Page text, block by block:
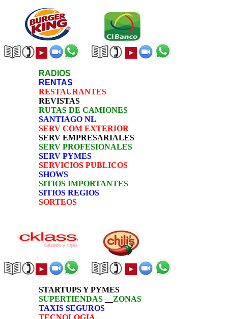
RADIOS
RENTAS
RESTAURANTES
REVISTAS
RUTAS DE CAMIONES
SANTIAGO NL
SERV COM EXTERIOR
SERV EMPRESARIALES
SERV PROFESIONALES
SERV PYMES
SERVICIOS PUBLICOS
SHOWS
SITIOS IMPORTANTES
SITIOS REGIOS
SORTEOS
STARTUPS Y PYMES
SUPERTIENDAS
ZONAS
TAXIS SEGUROS